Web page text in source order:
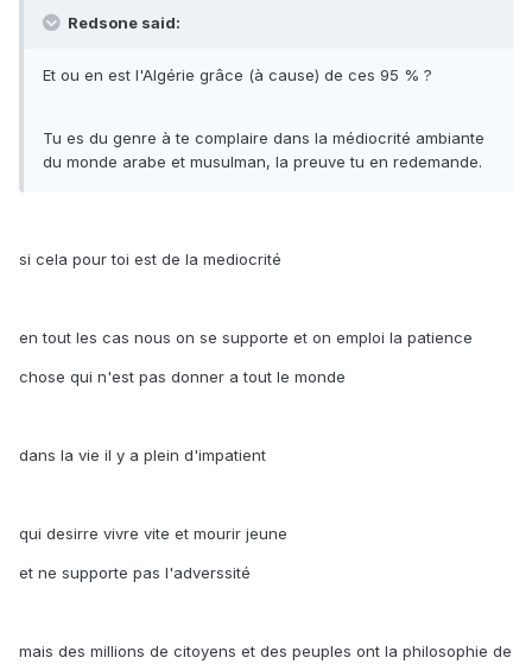
Redsone said:
Et ou en est l'Algérie grâce (à cause) de ces 95 % ?
Tu es du genre à te complaire dans la médiocrité ambiante
du monde arabe et musulman, la preuve tu en redemande.
si cela pour toi est de la mediocrité
en tout les cas nous on se supporte et on emploi la patience
chose qui n'est pas donner a tout le monde
dans la vie il y a plein d'impatient
qui desirre vivre vite et mourir jeune
et ne supporte pas l'adverssité
mais des millions de citoyens et des peuples ont la philosophie de